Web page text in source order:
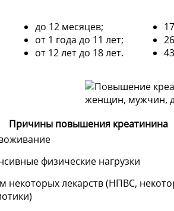
до 12 месяцев;
от 1 года до 11 лет;
от 12 лет до 18 лет.
Причины повышения креатинина
физические нагрузки
некоторых лекарств (НПВС,